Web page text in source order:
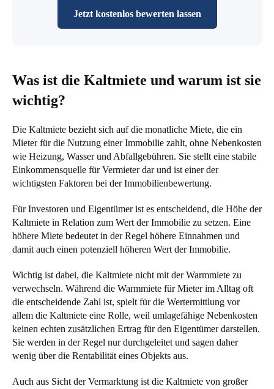
Jetzt kostenlos bewerten lassen
Was ist die Kaltmiete und warum ist sie
wichtig?
Die Kaltmiete bezieht sich auf die monatliche Miete, die ein
Mieter für die Nutzung einer Immobilie zahlt, ohne Nebenkosten
wie Heizung, Wasser und Abfallgebühren. Sie stellt eine stabile
Einkommensquelle für Vermieter dar und ist einer der
wichtigsten Faktoren bei der Immobilienbewertung.
Für Investoren und Eigentümer ist es entscheidend, die Höhe der
Kaltmiete in Relation zum Wert der Immobilie zu setzen. Eine
höhere Miete bedeutet in der Regel höhere Einnahmen und
damit auch einen potenziell höheren Wert der Immobilie.
Wichtig ist dabei, die Kaltmiete nicht mit der Warmmiete zu
verwechseln. Während die Warmmiete für Mieter im Alltag oft
die entscheidende Zahl ist, spielt für die Wertermittlung vor
allem die Kaltmiete eine Rolle, weil umlagefähige Nebenkosten
keinen echten zusätzlichen Ertrag für den Eigentümer darstellen.
Sie werden in der Regel nur durchgeleitet und sagen daher
wenig über die Rentabilität eines Objekts aus.
Auch aus Sicht der Vermarktung ist die Kaltmiete von großer